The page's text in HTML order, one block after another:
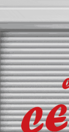
PAÍS